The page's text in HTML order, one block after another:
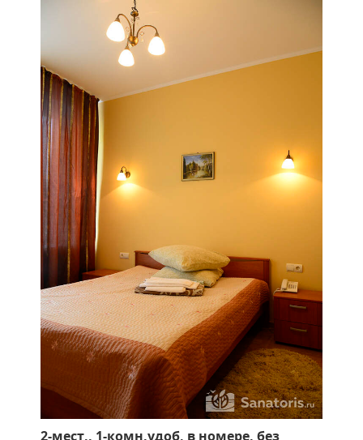
2-мест., 1-комн,удоб. в номере, без